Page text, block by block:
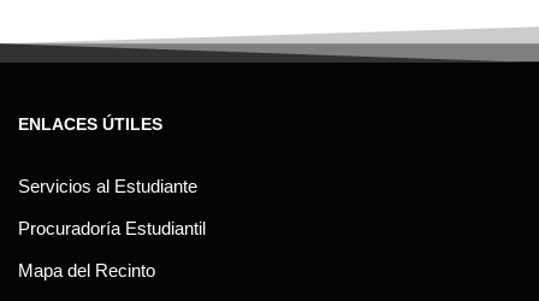
ENLACES ÚTILES
Servicios al Estudiante
Procuradoría Estudiantil
Mapa del Recinto